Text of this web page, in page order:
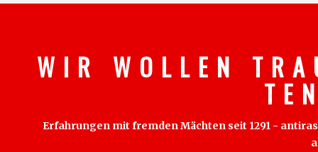
W I R W O L L E N T R
T E
Erfahrungen mit fremden Mächten seit 1291 -